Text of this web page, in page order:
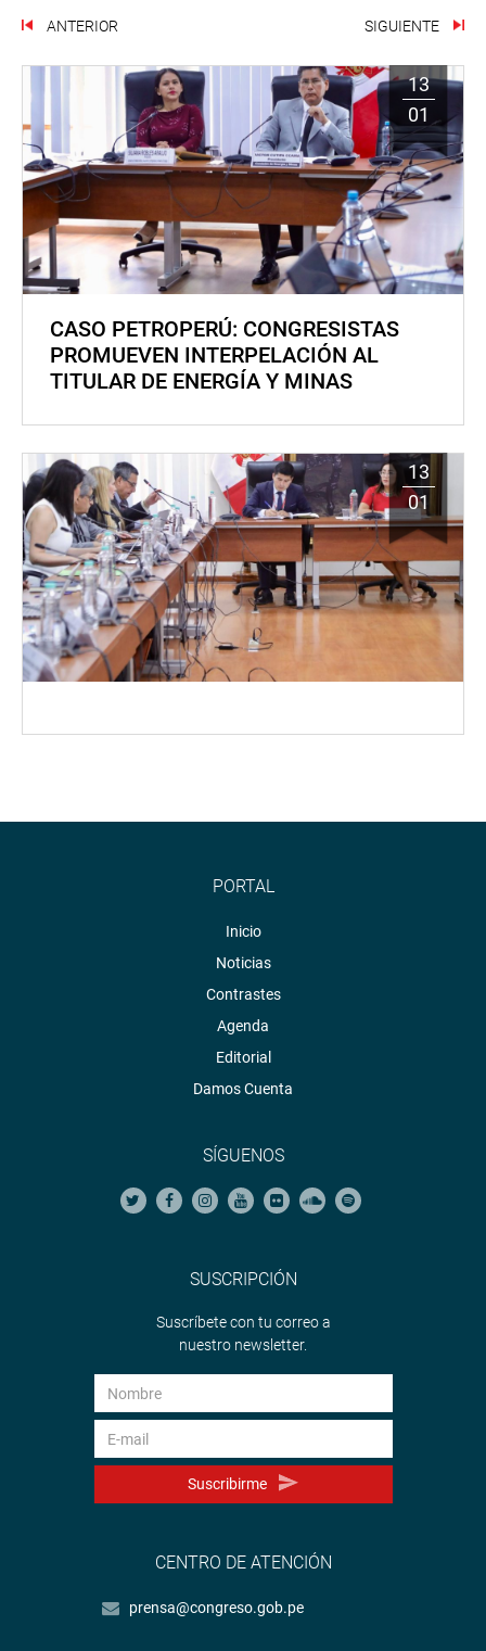
ANTERIOR SIGUIENTE
13
01
CASO PETROPERÚ: CONGRESISTAS
PROMUEVEN INTERPELACIÓN AL
TITULAR DE ENERGÍA Y MINAS
13
01
PORTAL
Inicio
Noticias
Contrastes
Agenda
Editorial
Damos Cuenta
SÍGUENOS
SUSCRIPCIÓN
Suscríbete con tu correo a
nuestro newsletter.
Suscribirme
CENTRO DE ATENCIÓN
prensa@congreso.gob.pe